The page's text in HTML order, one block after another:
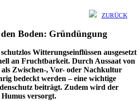
ZURÜCK
Boden: Gründüngung
Witterungseinflüssen ausgesetzt
an Fruchtbarkeit. Durch Aussaat von
Zwischen-, Vor- oder Nachkultur
bedeckt werden – eine wichtige
beiträgt. Zudem wird der
versorgt.